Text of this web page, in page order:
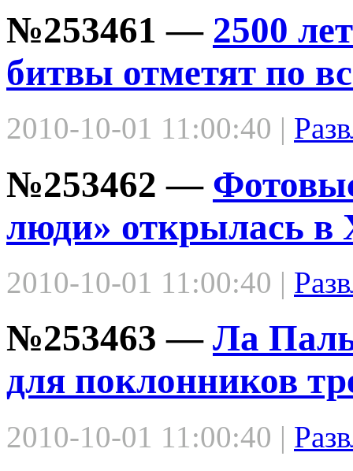
№253461 — 2500
битвы отметят по
2010-10-01 11:00:40 |
№253462 —
люди» открылась в
2010-10-01 11:00:40 |
№253463 — Ла
для поклонников
2010-10-01 11:00:40 |